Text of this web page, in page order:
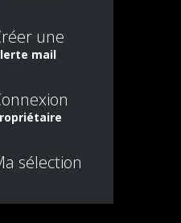
une
mail
sélection